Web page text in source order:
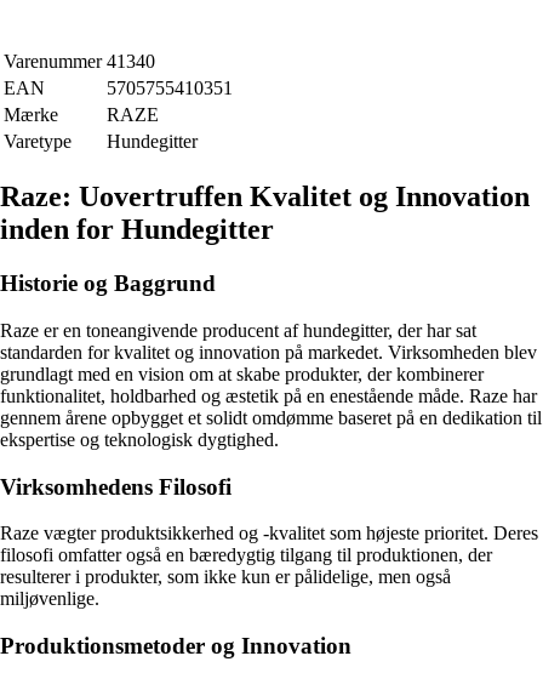
Varenummer 41340
EAN
5705755410351
Mærke
RAZE
Varetype
Hundegitter
Raze: Uovertruffen Kvalitet og Innovation
inden for Hundegitter
Historie og Baggrund
Raze er en toneangivende producent af hundegitter, der har sat
standarden for kvalitet og innovation på markedet. Virksomheden blev
grundlagt med en vision om at skabe produkter, der kombinerer
funktionalitet, holdbarhed og æstetik på en enestående måde. Raze har
gennem årene opbygget et solidt omdømme baseret på en dedikation til
ekspertise og teknologisk dygtighed.
Virksomhedens Filosofi
Raze vægter produktsikkerhed og -kvalitet som højeste prioritet. Deres
filosofi omfatter også en bæredygtig tilgang til produktionen, der
resulterer i produkter, som ikke kun er pålidelige, men også
miljøvenlige.
Produktionsmetoder og Innovation